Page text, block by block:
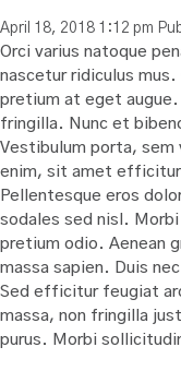
April 18, 2018 1:12 pm
Orci varius natoque
nascetur ridiculus
pretium at eget
fringilla. Nunc et
Vestibulum porta,
enim, sit amet
Pellentesque eros
sodales sed nisl.
pretium odio. Aenean
massa sapien. Duis
Sed efficitur feugiat
massa, non fringilla
purus. Morbi